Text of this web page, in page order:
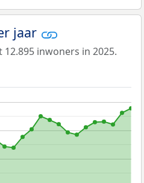
jaar
inwoners in 2025.